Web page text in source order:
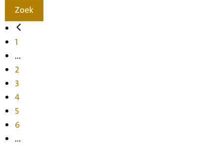
Zoek
1
...
2
3
4
5
6
...